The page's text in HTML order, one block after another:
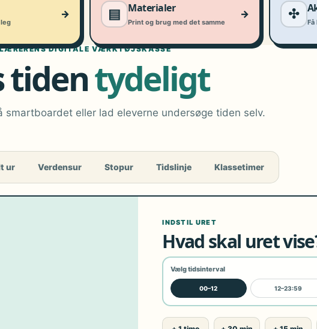
→ ▤ Materialer
Print og brug med det samme
→ ✣
Få
DIGITALE VÆRKTØJSKASSE
tidentydeligt
smartboardet eller lad eleverne undersøge tiden selv.
ur Verdensur Stopur Tidslinje Klassetimer
INDSTIL URET
Hvad skal uret
Vælg tidsinterval
00–12 12–23:59